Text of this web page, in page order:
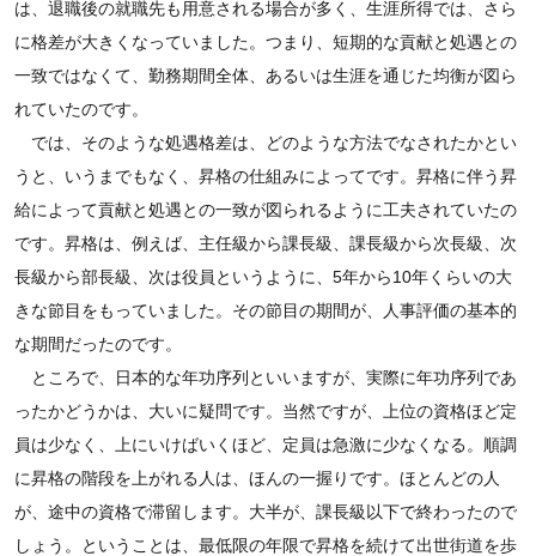
は、退職後の就職先も用意される場合が多く、生涯所得では、さら
に格差が大きくなっていました。つまり、短期的な貢献と処遇との
一致ではなくて、勤務期間全体、あるいは生涯を通じた均衡が図ら
れていたのです。
では、そのような処遇格差は、どのような方法でなされたかとい
うと、いうまでもなく、昇格の仕組みによってです。昇格に伴う昇
給によって貢献と処遇との一致が図られるように工夫されていたの
です。昇格は、例えば、主任級から課長級、課長級から次長級、次
長級から部長級、次は役員というように、5年から10年くらいの大
きな節目をもっていました。その節目の期間が、人事評価の基本的
な期間だったのです。
ところで、日本的な年功序列といいますが、実際に年功序列であ
ったかどうかは、大いに疑問です。当然ですが、上位の資格ほど定
員は少なく、上にいけばいくほど、定員は急激に少なくなる。順調
に昇格の階段を上がれる人は、ほんの一握りです。ほとんどの人
が、途中の資格で滞留します。大半が、課長級以下で終わったので
しょう。ということは、最低限の年限で昇格を続けて出世街道を歩